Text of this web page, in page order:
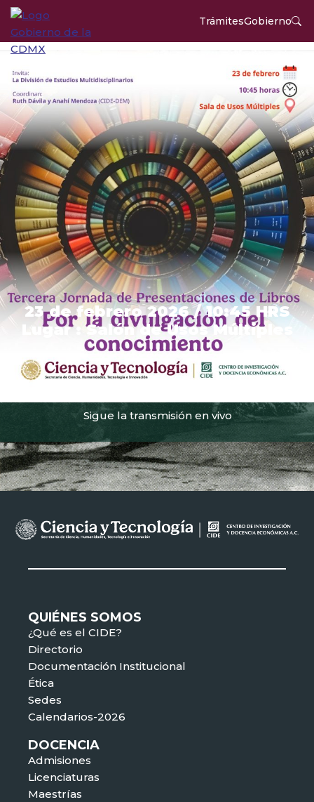
TrámitesGobierno
DIVISIÓN DE ESTUDIOS
MULTIDISCIPLINARIOS
JORNADA
REVISA EL PROGRAMA COMPLETO
23 de febrero 2026 / 10:45 HRS
Lugar : Salón de Usos Múltiples
Sigue la transmisión en vivo
QUIÉNES SOMOS
¿Qué es el CIDE?
Directorio
Documentación Institucional
Ética
Sedes
Calendarios-2026
DOCENCIA
Admisiones
Licenciaturas
Maestrías